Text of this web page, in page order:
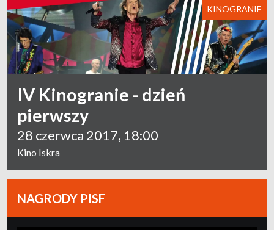
IV Kinogranie - dzień
pierwszy
28 czerwca 2017, 18:00
Kino Iskra
KINOGRANIE
NAGRODY PISF